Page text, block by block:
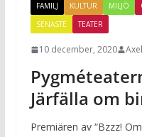
FAMILJ KULTUR MILJÖ
SENASTE
TEATER
10 december, 2020
Järfälla om
Premiären av “Bzzz!